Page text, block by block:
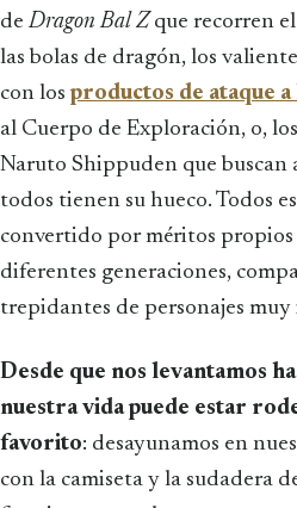
deDragon Bal Z que recorren
las bolas de dragón, los
con los productos de ataque
al Cuerpo de Exploración, o,
Naruto Shippuden que buscan
todos tienen su hueco. Todos
convertido por méritos
diferentes generaciones,
trepidantes de personajes
Desde que nos levantamos
nuestra vida puede estar
favorito: desayunamos en
con la camiseta y la sudadera